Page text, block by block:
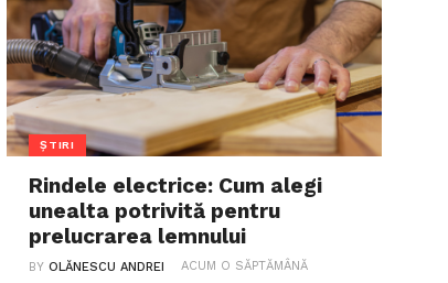
ȘTIRI
Rindele electrice: Cum alegi
unealta potrivită pentru
prelucrarea lemnului
BYOLĂNESCU ANDREI ACUM O SĂPTĂMÂNĂ